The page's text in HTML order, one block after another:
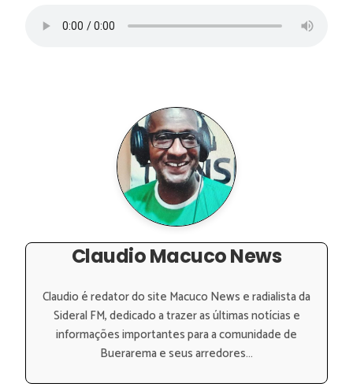
Claudio Macuco News
Claudio é redator do site Macuco News e radialista da
Sideral FM, dedicado a trazer as últimas notícias e
informações importantes para a comunidade de
Buerarema e seus arredores...